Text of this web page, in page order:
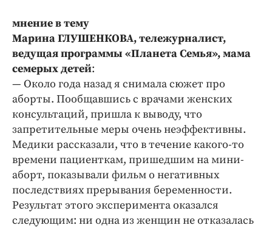
мнение в тему
Марина ГЛУШЕНКОВА, тележурналист,
ведущая программы «Планета Семья», мама
семерых детей:
— Около года назад я снимала сюжет про
аборты. Пообщавшись с врачами женских
консультаций, пришла к выводу, что
запретительные меры очень неэффективны.
Медики рассказали, что в течение какого-то
времени пациенткам, пришедшим на мини-
аборт, показывали фильм о негативных
последствиях прерывания беременности.
Результат этого эксперимента оказался
следующим: ни одна из женщин не отказалась